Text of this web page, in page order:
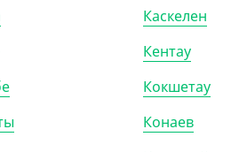
Каскелен
Кентау
Кокшетау
Конаев